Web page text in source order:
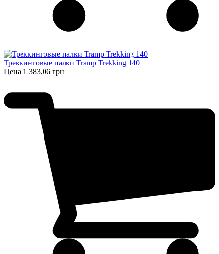
Треккинговые палки Tramp Trekking 140
Цена:1 383,06 грн